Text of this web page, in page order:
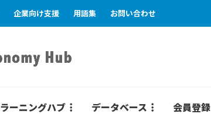
企業向け支援 用語集 お問い合わせ
ラーニングハブ データベース 会員登録